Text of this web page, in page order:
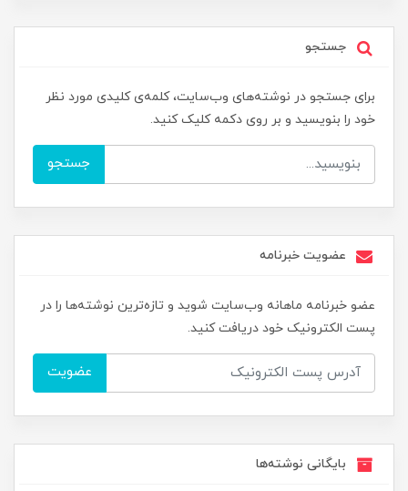
جستجو
برای جستجو در نوشته‌های وب‌سایت، کلمه‌ی کلیدی مورد نظر
خود را بنویسید و بر روی دکمه کلیک کنید.
جستجو
عضویت خبرنامه
عضو خبرنامه ماهانه وب‌سایت شوید و تازه‌ترین نوشته‌ها را در
پست الکترونیک خود دریافت کنید.
عضویت
بایگانی نوشته‌ها